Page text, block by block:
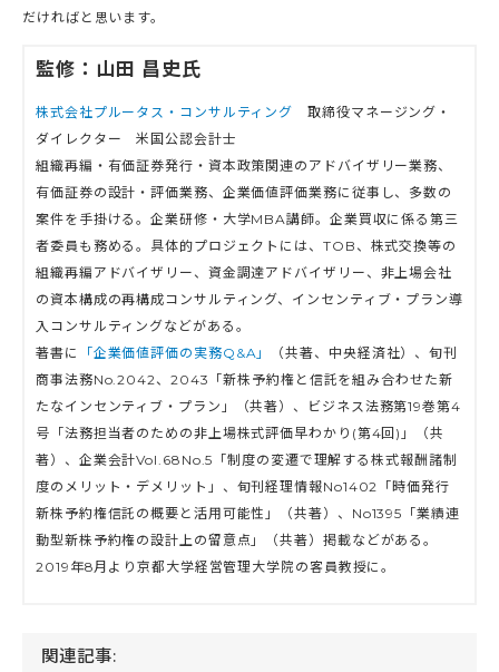
だければと思います。
監修：山田 昌史氏
株式会社プルータス・コンサルティング 取締役マネージング・
ダイレクター 米国公認会計士
組織再編・有価証券発行・資本政策関連のアドバイザリー業務、
有価証券の設計・評価業務、企業価値評価業務に従事し、多数の
案件を手掛ける。企業研修・大学MBA講師。企業買収に係る第三
者委員も務める。具体的プロジェクトには、TOB、株式交換等の
組織再編アドバイザリー、資金調達アドバイザリー、非上場会社
の資本構成の再構成コンサルティング、インセンティブ・プラン導
入コンサルティングなどがある。
著書に
「企業価値評価の実務Q&A」
（共著、中央経済社）、旬刊
商事法務No.2042、2043「新株予約権と信託を組み合わせた新
たなインセンティブ・プラン」（共著）、ビジネス法務第19巻第4
号「法務担当者のための非上場株式評価早わかり(第4回)」（共
著）、企業会計Vol.68No.5「制度の変遷で理解する株式報酬諸制
度のメリット・デメリット」、旬刊経理情報No1402「時価発行
新株予約権信託の概要と活用可能性」（共著）、No1395「業績連
動型新株予約権の設計上の留意点」（共著）掲載などがある。
2019年8月より京都大学経営管理大学院の客員教授に。
関連記事: